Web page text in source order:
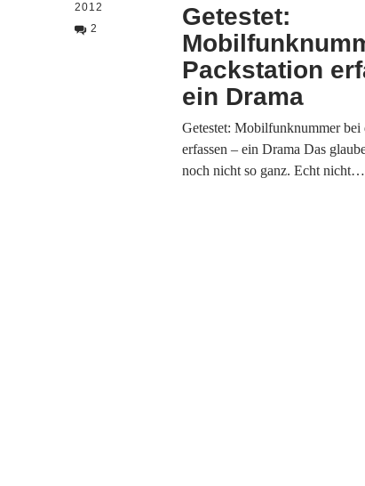
2012
2
Getestet:
Packstation
ein Drama
Getestet: Mobilfunknummer bei
erfassen – ein Drama Das
noch nicht so ganz. Echt